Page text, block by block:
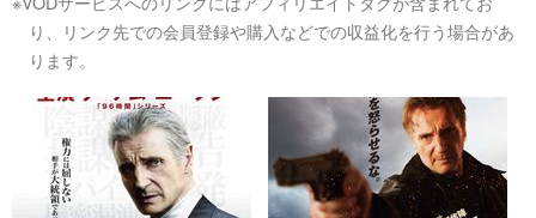
り、リンク先での会員登録や購入などでの収益化を行う場合があ
ります。